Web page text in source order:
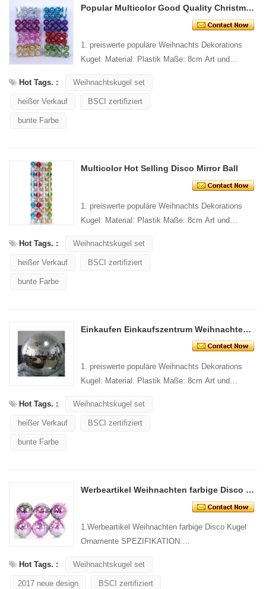
Popular Multicolor Good Quality Christmas Disco Ball
1. preiswerte populäre Weihnachts Dekorations
Kugel: Material: Plastik Maße: 8cm Art und
1 PC/PP...
Hot Tags. : Weihnachtskugel set
heißer Verkauf BSCI zertifiziert
bunte Farbe
Multicolor Hot Selling Disco Mirror Ball
1. preiswerte populäre Weihnachts Dekorations
Kugel: Material: Plastik Maße: 8cm Art und
1 PC/PP...
Hot Tags. : Weihnachtskugel set
heißer Verkauf BSCI zertifiziert
bunte Farbe
Einkaufen Einkaufszentrum Weihnachten dekorativ hängen Disco Ball
1. preiswerte populäre Weihnachts Dekorations
Kugel: Material: Plastik Maße: 8cm Art und
1 PC/PP...
Hot Tags. : Weihnachtskugel set
heißer Verkauf BSCI zertifiziert
bunte Farbe
Werbeartikel Weihnachten farbige Disco Kugel Ornamente
1.Werbeartikel Weihnachten farbige Disco Kugel
Ornamente SPEZIFIKATION:
...
Hot Tags. : Weihnachtskugel set
2017 neue design BSCI zertifiziert